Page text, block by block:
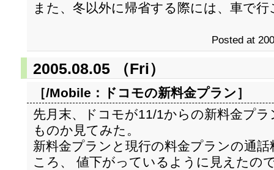
また、冬以外に帰省する際には、車で
Posted at
2005.08.05 （Fri）
［/Mobile： ドコモの新料金プラン ］
先月末、ドコモが11/1からの新料金プ
ものか見てみた。
新料金プランと現行の料金プランの通
ころ、 値下がっているように見えたの